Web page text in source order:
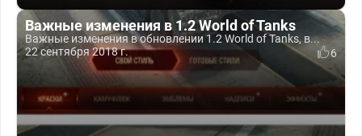
Важные изменения в 1.2 World of Tanks
Важные изменения в обновлении 1.2 World of Tanks, в...
22 сентября 2018 г.
6